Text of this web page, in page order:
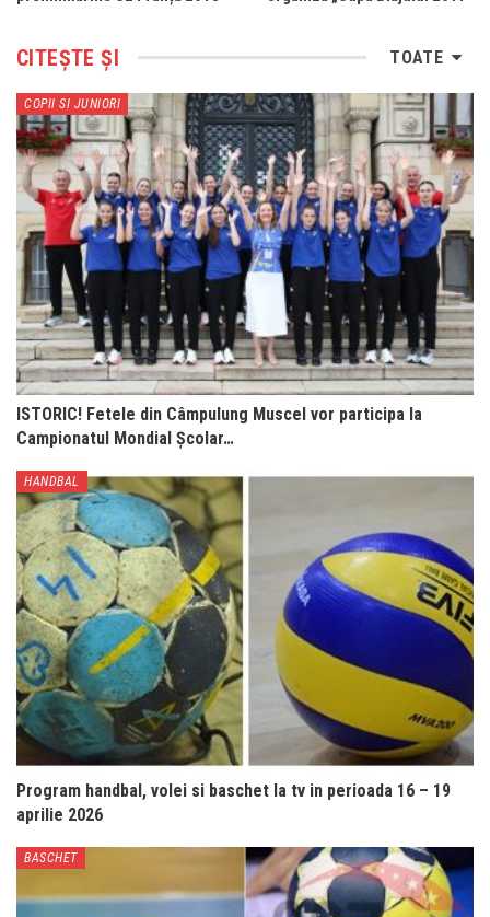
TOATE
CITEȘTE ȘI
COPII SI JUNIORI
ISTORIC! Fetele din Câmpulung Muscel vor participa la
Campionatul Mondial Școlar…
HANDBAL
Program handbal, volei si baschet la tv in perioada 16 – 19
aprilie 2026
BASCHET